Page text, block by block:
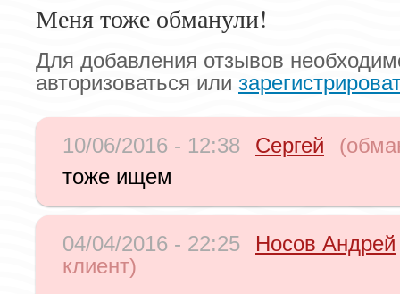
Меня тоже обманули!
Для добавления отзывов
авторизоваться или
10/06/2016 - 12:38 Сергей
тоже ищем
04/04/2016 - 22:25
Носов Андрей
клиент)